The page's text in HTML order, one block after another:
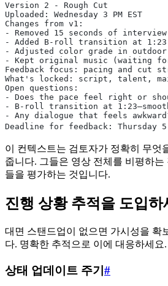
Version 2 - Rough Cut
Uploaded: Wednesday 3 PM EST
Changes from v1:
- Removed 15 seconds of
- Added B-roll transition at 1:23
- Adjusted color grade in
- Kept original music (waiting
Feedback focus: pacing and cut
What's locked: script, talent,
Open questions:
- Does the pace feel right or
- B-roll transition at
- Any dialogue that feels
Deadline for feedback: Thursday 5
이 컨텍스트는 검토자가 정확히 무엇
줍니다. 그들은 영상 전체를 비평하는
들을 평가하는 것입니다.
진행 상황 추적을 도입하
대면 스탠드업이 없으면 가시성을 확
다. 명확한 추적으로 이에 대응하세요.
상태 업데이트 주기 #